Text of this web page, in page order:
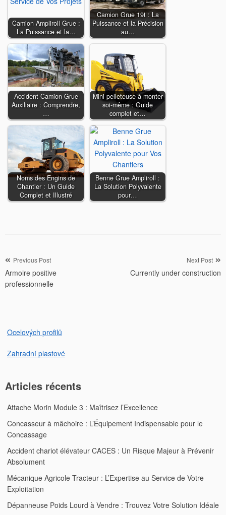
Camion Ampliroll Grue :
La Puissance et la…
Camion Grue 19t : La
Puissance et la Précision
au…
Accident Camion Grue
Auxiliaire : Comprendre,
…
Mini pelleteuse à monter
soi-même : Guide
complet et…
Noms des Engins de
Chantier : Un Guide
Complet et Illustré
Benne Grue Ampliroll :
La Solution Polyvalente
pour…
Navigation
de
l’article
Previous Post
Armoire positive
professionnelle
Next Post
Currently under construction
Ocelových profilů
Zahradní plastové
Articles récents
Attache Morin Module 3 : Maîtrisez l’Excellence
Concasseur à mâchoire : L’Équipement Indispensable pour le
Concassage
Accident chariot élévateur CACES : Un Risque Majeur à Prévenir
Absolument
Mécanique Agricole Tracteur : L’Expertise au Service de Votre
Exploitation
Dépanneuse Poids Lourd à Vendre : Trouvez Votre Solution Idéale